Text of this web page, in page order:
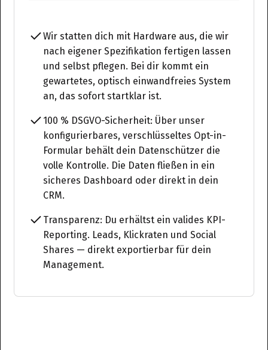
Wir statten dich mit Hardware aus, die wir
nach eigener Spezifikation fertigen lassen
und selbst pflegen. Bei dir kommt ein
gewartetes, optisch einwandfreies System
an, das sofort startklar ist.
100 % DSGVO-Sicherheit: Über unser
konfigurierbares, verschlüsseltes Opt-in-
Formular behält dein Datenschützer die
volle Kontrolle. Die Daten fließen in ein
sicheres Dashboard oder direkt in dein
CRM.
Transparenz: Du erhältst ein valides KPI-
Reporting. Leads, Klickraten und Social
Shares — direkt exportierbar für dein
Management.